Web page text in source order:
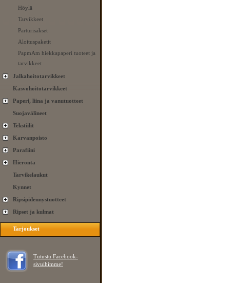
Höylä
Tarvikkeet
Parturisakset
Aloituspaketit
PapmAm hiekkapaperi tuoteet ja
tarvikkeet
Jalkahoitotarvikkeet
Kasvohoitotarvikkeet
Paperi, liina ja vanutuotteet
Suojavälineet
Tekstiilit
Karvanpoisto
Parafiini
Hieronta
Tarvikelaukut
Kynnet
Ripsipidennystuotteet
Ripset ja kulmat
Tarjoukset
Tutustu Facebook-
sivuihimme!